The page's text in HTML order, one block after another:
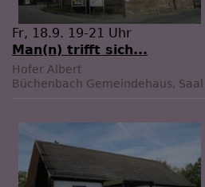
Fr, 18.9. 19-21 Uhr
Man(n) trifft sich...
Hofer Albert
Büchenbach Gemeindehaus, Saal